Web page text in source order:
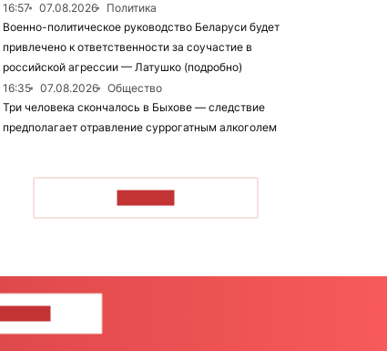
16:57
07.08.2026
Политика
Военно-политическое руководство Беларуси будет
привлечено к ответственности за соучастие в
российской агрессии — Латушко (подробно)
16:35
07.08.2026
Общество
Три человека скончалось в Быхове — следствие
предполагает отравление суррогатным алкоголем